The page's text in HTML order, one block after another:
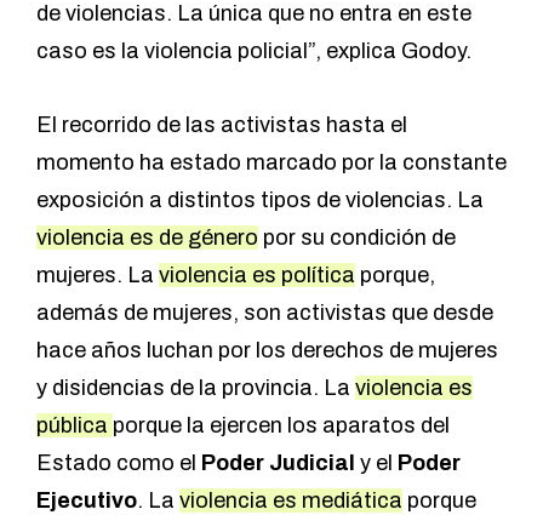
de violencias. La única que no entra en este
caso es la violencia policial”, explica Godoy.
El recorrido de las activistas hasta el
momento ha estado marcado por la constante
exposición a distintos tipos de violencias. La
violencia es de género por su condición de
mujeres. La violencia es política porque,
además de mujeres, son activistas que desde
hace años luchan por los derechos de mujeres
y disidencias de la provincia. La violencia es
pública porque la ejercen los aparatos del
Estado como el Poder Judicial y el Poder
Ejecutivo. La violencia es mediática porque